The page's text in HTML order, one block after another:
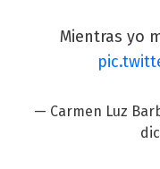
Mientras yo
— Carmen Luz